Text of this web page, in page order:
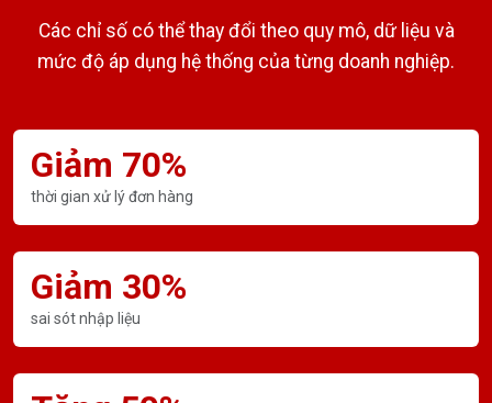
Các chỉ số có thể thay đổi theo quy mô, dữ liệu và
mức độ áp dụng hệ thống của từng doanh nghiệp.
Giảm 70%
thời gian xử lý đơn hàng
Giảm 30%
sai sót nhập liệu